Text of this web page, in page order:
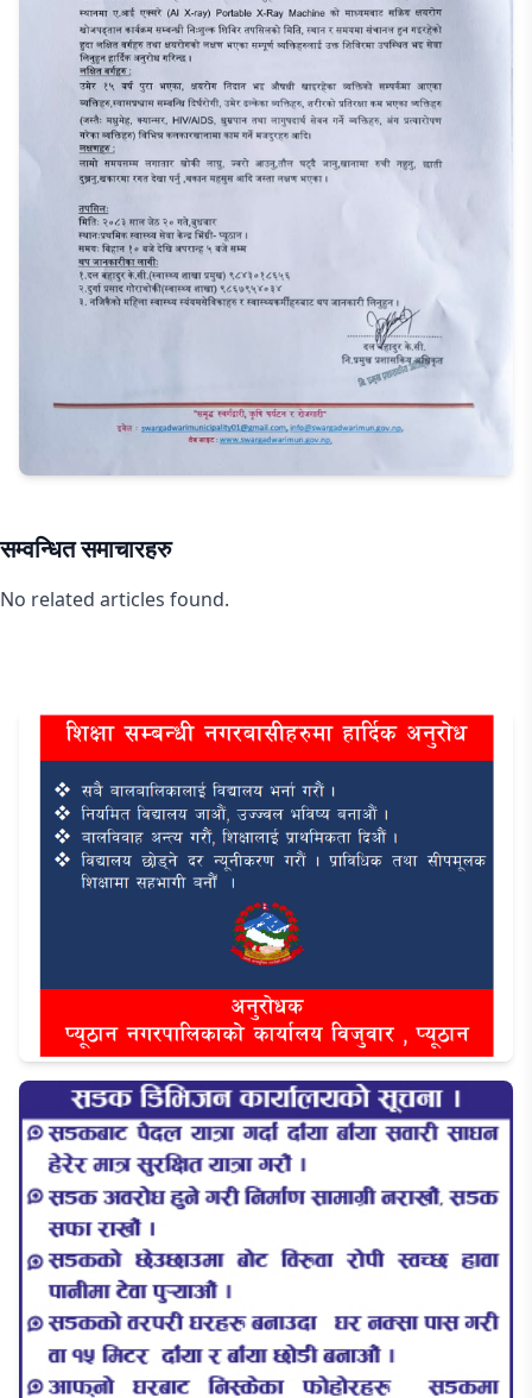
सम्वन्धित समाचारहरु
No related articles found.